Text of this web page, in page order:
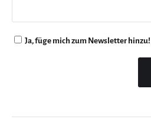
Ja, füge mich zum Newsletter hinzu!